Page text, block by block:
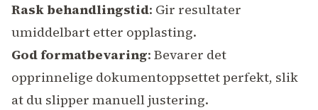
Rask behandlingstid: Gir resultater
umiddelbart etter opplasting.
God formatbevaring: Bevarer det
opprinnelige dokumentoppsettet perfekt, slik
at du slipper manuell justering.